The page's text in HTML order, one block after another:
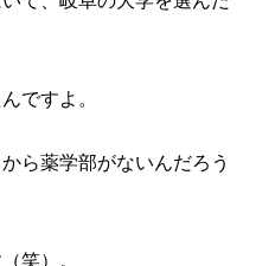
ですよ。
ら薬学部がないんだろう
笑）。